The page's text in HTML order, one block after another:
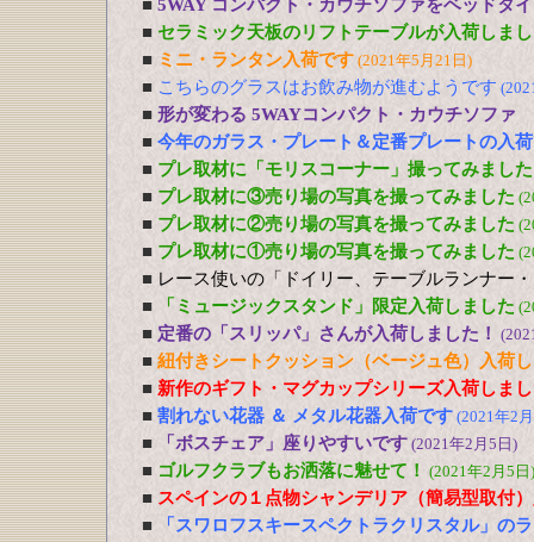
■ 5WAY コンパクト・カウチソファをベッドタ
■ セラミック天板のリフトテーブルが入荷しま
■ ミニ・ランタン入荷です (2021年5月21日)
■ こちらのグラスはお飲み物が進むようです
■ 形が変わる 5WAYコンパクト・カウチソファ
■ 今年のガラス・プレート＆定番プレートの入
■ プレ取材に「モリスコーナー」撮ってみました
■ プレ取材に③売り場の写真を撮ってみました
■ プレ取材に②売り場の写真を撮ってみました
■ プレ取材に①売り場の写真を撮ってみました
■ レース使いの「ドイリー、テーブルランナー
■
「ミュージックスタンド」限定入荷しました
■ 定番の「スリッパ」さんが入荷しました！
■ 紐付きシートクッション（ベージュ色）入荷
■ 新作のギフト・マグカップシリーズ入荷しま
■ 割れない花器 ＆ メタル花器入荷です (2021年2
■ 「ボスチェア」座りやすいです (2021年2月5日)
■ ゴルフクラブもお洒落に魅せて！ (2021年2月5日)
■ スペインの１点物シャンデリア（簡易型取付
■
「スワロフスキースペクトラクリスタル」の